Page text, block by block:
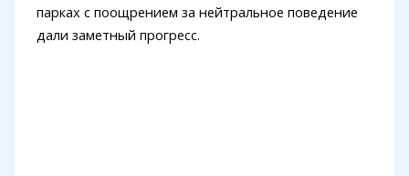
парках с поощрением за нейтральное поведение
дали заметный прогресс.